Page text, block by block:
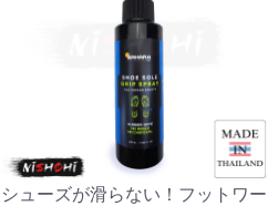
シューズが滑らない！フットワー